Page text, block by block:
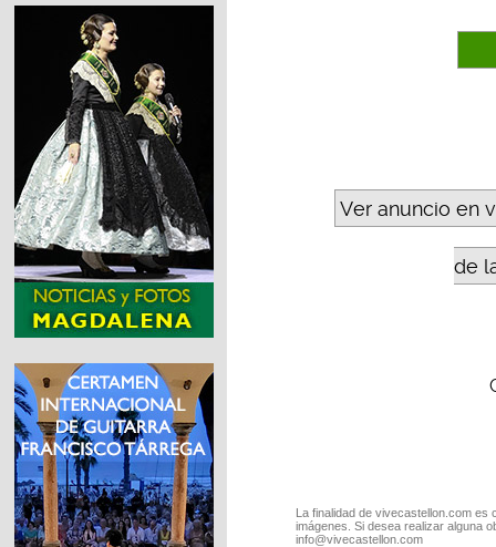
Ver anuncio en
de
La finalidad de vivecastellon.com
imágenes. Si desea realizar alguna
info@vivecastellon.com